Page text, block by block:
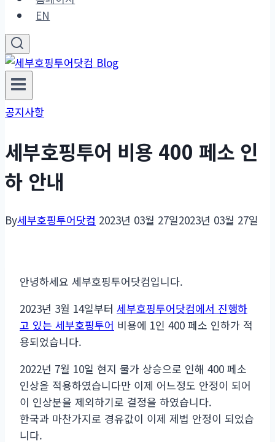
EN
공지사항
세부호핑투어 비용 400 페소 인
하 안내
By세부호핑투어닷컴 2023년 03월 27일2023년 03월 27일
안녕하세요 세부호핑투어닷컴입니다.
2023년 3월 14일부터 세부호핑투어닷컴에서 진행하
고 있는 세부호핑투어 비용에 1인 400 페소 인하가 적
용되었습니다.
2022년 7월 10일 현지 물가 상승으로 인해 400 페소
인상을 적용하였습니다만 이제 어느정도 안정이 되어
이 인상분을 제외하기로 결정을 하였습니다.
한국과 마찬가지로 경유값이 이제 제법 안정이 되었습
니다.